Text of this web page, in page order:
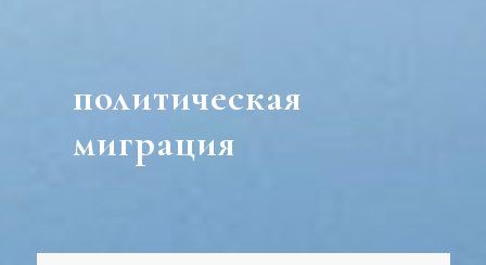
политическая
миграция